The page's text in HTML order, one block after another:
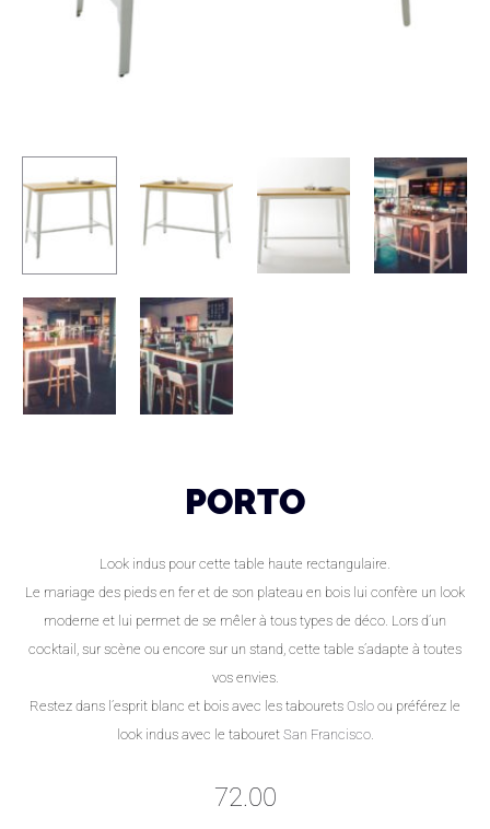
PORTO
Look indus pour cette table haute rectangulaire.
Le mariage des pieds en fer et de son plateau en bois lui confère un look
moderne et lui permet de se mêler à tous types de déco. Lors d’un
cocktail, sur scène ou encore sur un stand, cette table s’adapte à toutes
vos envies.
Restez dans l’esprit blanc et bois avec les tabourets Oslo ou préférez le
look indus avec le tabouret San Francisco.
72.00